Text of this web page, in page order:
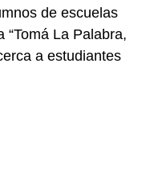
de escuelas
“Tomá La Palabra,
a estudiantes